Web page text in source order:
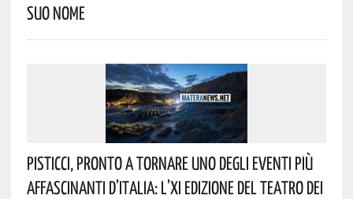
Suo Nome
Pisticci, Pronto A Tornare Uno Degli Eventi Più
Affascinanti D’Italia: L’XI Edizione Del Teatro Dei